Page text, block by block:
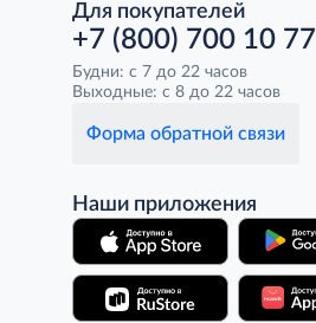
Для покупателей
+7 (800) 700 10 77
Будни: с 7 до 22 часов
Выходные: с 8 до 22 часов
Форма обратной связи
Наши приложения